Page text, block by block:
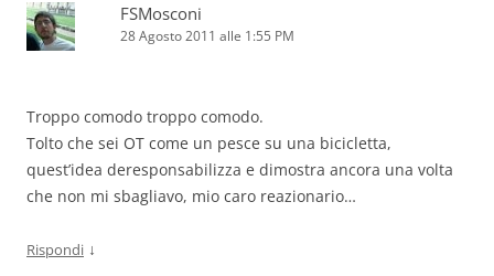
FSMosconi
28 Agosto 2011 alle 1:55 PM
Troppo comodo troppo comodo.
Tolto che sei OT come un pesce su una bicicletta,
quest’idea deresponsabilizza e dimostra ancora una volta
che non mi sbagliavo, mio caro reazionario…
Rispondi ↓